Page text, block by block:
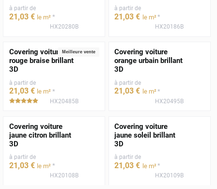
à partir de
21,03 € le m² *
HX20280B
à partir de
21,03 € le m²*
HX20186B
Meilleure vente
Covering voiture
rouge braise brillant
3D
à partir de
21,03 € le m² *
*****HX20485B
Covering voiture
orange urbain brillant
3D
à partir de
21,03 € le m²*
HX20495B
Covering voiture
jaune citron brillant
3D
à partir de
21,03 € le m² *
HX20108B
Covering voiture
jaune soleil brillant
3D
à partir de
21,03 € le m²*
HX20109B